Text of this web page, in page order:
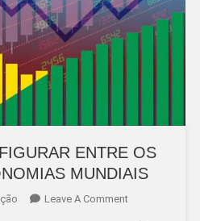
ENTRE OS
MUNDIAIS
Leave A CommentOn